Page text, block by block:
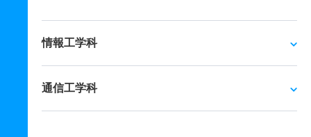
情報工学科
通信工学科